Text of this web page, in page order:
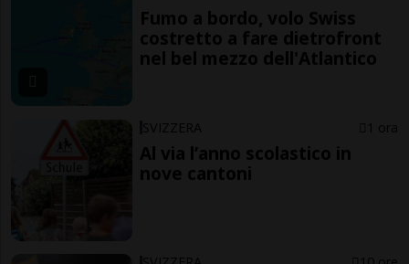
Fumo a bordo, volo Swiss
costretto a fare dietrofront
nel bel mezzo dell'Atlantico
SVIZZERA 1 ora
Al via l’anno scolastico in
nove cantoni